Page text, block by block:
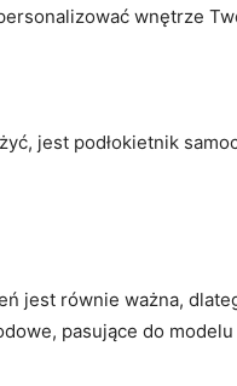
‌wnętrze
jest podłokietnik
jest równie ważna,
‍pasujące do